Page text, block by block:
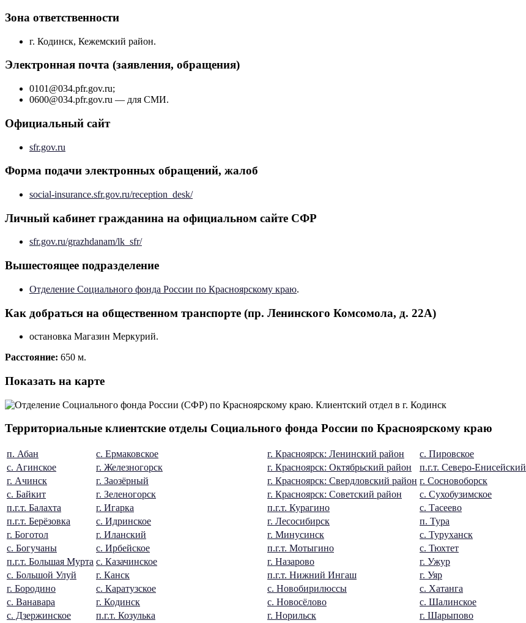
Зона ответственности
г. Кодинск, Кежемский район.
Электронная почта (заявления, обращения)
0101@034.pfr.gov.ru;
0600@034.pfr.gov.ru — для СМИ.
Официальный сайт
sfr.gov.ru
Форма подачи электронных обращений, жалоб
social-insurance.sfr.gov.ru/reception_desk/
Личный кабинет гражданина на официальном сайте СФР
sfr.gov.ru/grazhdanam/lk_sfr/
Вышестоящее подразделение
Отделение Социального фонда России по Красноярскому краю.
Как добраться на общественном транспорте (пр. Ленинского Комсомола, д. 22А)
остановка Магазин Меркурий.
Расстояние: 650 м.
Показать на карте
Территориальные клиентские отделы Социального фонда России по Красноярскому краю
п. Абан с. Ермаковское г. Красноярск: Ленинский район
с. Пировское
с. Агинское
г. Железногорск г. Красноярск: Октябрьский район
п.г.т. Северо-Енисейский
г. Ачинск
г. Заозёрный г. Красноярск: Свердловский район г. Сосновоборск
с. Байкит
г. Зеленогорск г. Красноярск: Советский район
с. Сухобузимское
п.г.т. Балахта
г. Игарка п.г.т. Курагино
с. Тасеево
п.г.т. Берёзовка
с. Идринское г. Лесосибирск
п. Тура
г. Боготол
г. Иланский г. Минусинск
с. Туруханск
с. Богучаны
с. Ирбейское п.г.т. Мотыгино
с. Тюхтет
п.г.т. Большая Мурта с. Казачинское г. Назарово
г. Ужур
с. Большой Улуй
г. Канск п.г.т. Нижний Ингаш
г. Уяр
г. Бородино
с. Каратузское с. Новобирилюссы
с. Хатанга
с. Ванавара
г. Кодинск с. Новосёлово
с. Шалинское
с. Дзержинское
п.г.т. Козулька г. Норильск
г. Шарыпово